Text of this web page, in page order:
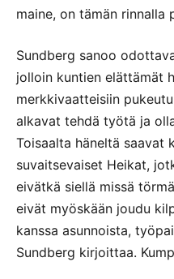
maine, on tämän rinnalla
Sundberg sanoo
jolloin kuntien elättämät
merkkivaatteisiin
alkavat tehdä työtä ja
Toisaalta häneltä saavat
suvaitsevaiset Heikat,
eivätkä siellä missä
eivät myöskään joudu
kanssa asunnoista,
Sundberg kirjoittaa.